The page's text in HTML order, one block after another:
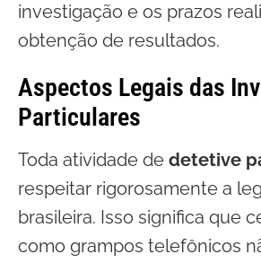
investigação e os prazos
obtenção de resultados.
Aspectos Legais das
Particulares
Toda atividade de detetive
respeitar rigorosamente a
brasileira. Isso significa que
como grampos telefônicos